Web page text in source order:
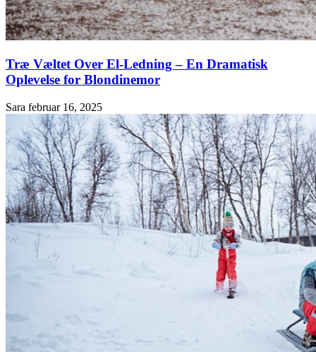
Træ Væltet Over El-Ledning – En Dramatisk
Oplevelse for Blondinemor
Sara februar 16, 2025